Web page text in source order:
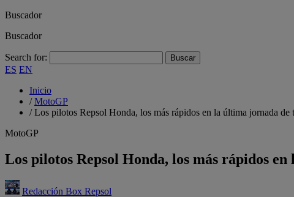
Buscador
Buscador
Search for:
ES EN
Inicio
/MotoGP
/Los pilotos Repsol Honda, los más rápidos en la última jornada de
MotoGP
Los pilotos Repsol Honda, los más rápidos
Redacción Box Repsol